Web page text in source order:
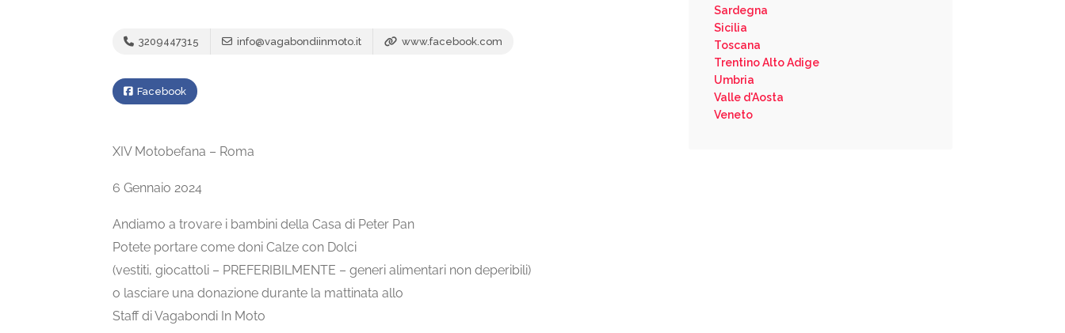
3209447315 info@vagabondiinmoto.it www.facebook.com
Facebook
XIV Motobefana – Roma
6 Gennaio 2024
Andiamo a trovare i bambini della Casa di Peter Pan
Potete portare come doni Calze con Dolci
(vestiti, giocattoli – PREFERIBILMENTE – generi alimentari non deperibili)
o lasciare una donazione durante la mattinata allo
Staff di Vagabondi In Moto
Sardegna
Sicilia
Toscana
Trentino Alto Adige
Umbria
Valle d'Aosta
Veneto